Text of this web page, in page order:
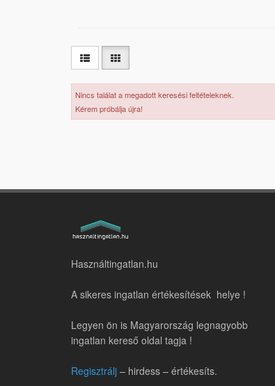
Nincs találat a megadott keresési feltételeknek.
Kérem próbálja újra!
Használtingatlan.hu
A sikeres ingatlan értékesítések helye !
Legyen ön is Magyarország legnagyobb
ingatlan kereső oldal tagja !
Regisztrálj – hirdess – értékesíts.